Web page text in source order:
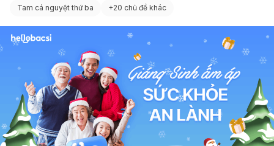
Tam cá nguyệt thứ ba
+20 chủ đề khác